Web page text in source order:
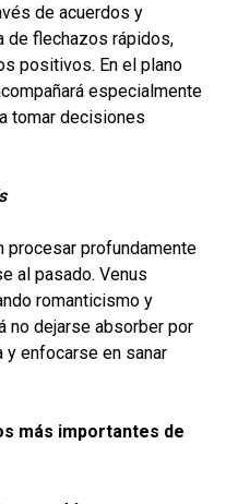
de acuerdos y
de flechazos rápidos,
positivos. En el plano
especialmente
tomar decisiones
procesar profundamente
al pasado. Venus
romanticismo y
no dejarse absorber por
y enfocarse en sanar
más importantes de